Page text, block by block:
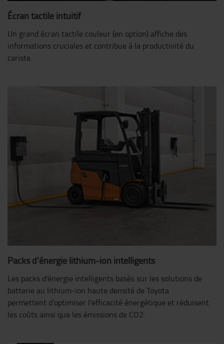
Écran tactile intuitif
Un grand écran tactile couleur (en option) affiche des
informations cruciales et contribue à la productivité du
cariste.
Packs d'énergie lithium-ion intelligents
Les packs d'énergie intelligents basés sur les solutions de
batterie au lithium-ion haute densité de Toyota
permettent d’optimiser l'efficacité énergétique et réduisent
les coûts ainsi que les émissions de CO2.